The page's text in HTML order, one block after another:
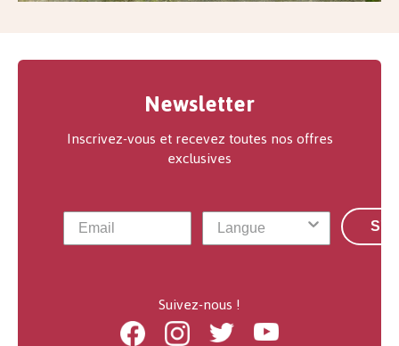
Newsletter
Inscrivez-vous et recevez toutes nos offres
exclusives
Suivez-nous !
FacebookInstagramTwitter Youtube